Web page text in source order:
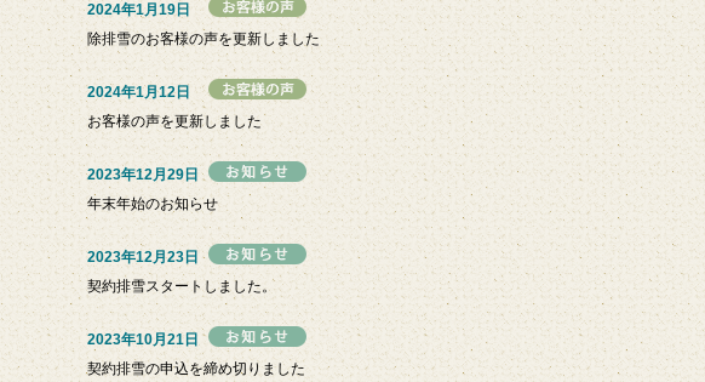
2024年1月19日
除排雪のお客様の声を更新しました
2024年1月12日
お客様の声を更新しました
2023年12月29日
年末年始のお知らせ
2023年12月23日
契約排雪スタートしました。
2023年10月21日
契約排雪の申込を締め切りました